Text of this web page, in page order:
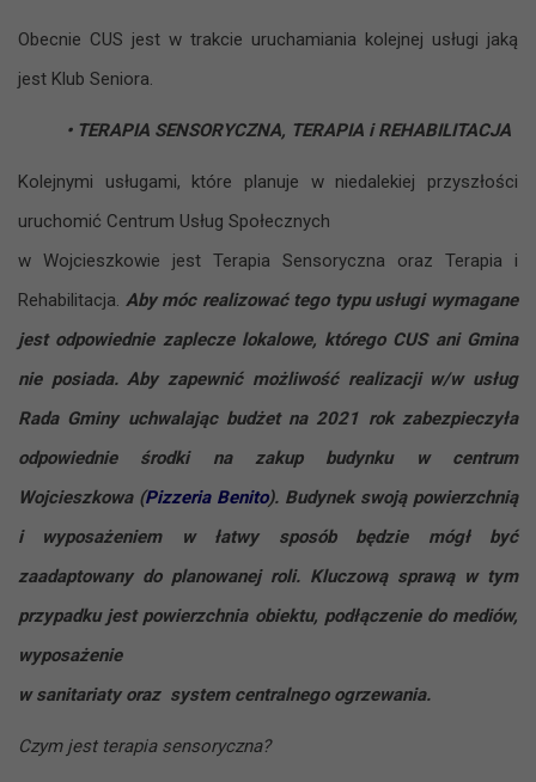
Obecnie CUS jest w trakcie uruchamiania kolejnej usługi jaką
jest Klub Seniora.
• TERAPIA SENSORYCZNA, TERAPIA i REHABILITACJA
Kolejnymi usługami, które planuje w niedalekiej przyszłości
uruchomić Centrum Usług Społecznych
w Wojcieszkowie jest Terapia Sensoryczna oraz Terapia i
Rehabilitacja. Aby móc realizować tego typu usługi wymagane
jest odpowiednie zaplecze lokalowe, którego CUS ani Gmina
nie posiada. Aby zapewnić możliwość realizacji w/w usług
Rada Gminy uchwalając budżet na 2021 rok zabezpieczyła
odpowiednie środki na zakup budynku w centrum
Wojcieszkowa (Pizzeria Benito). Budynek swoją powierzchnią
i wyposażeniem w łatwy sposób będzie mógł być
zaadaptowany do planowanej roli. Kluczową sprawą w tym
przypadku jest powierzchnia obiektu, podłączenie do mediów,
wyposażenie
w sanitariaty oraz system centralnego ogrzewania.
Czym jest terapia sensoryczna?